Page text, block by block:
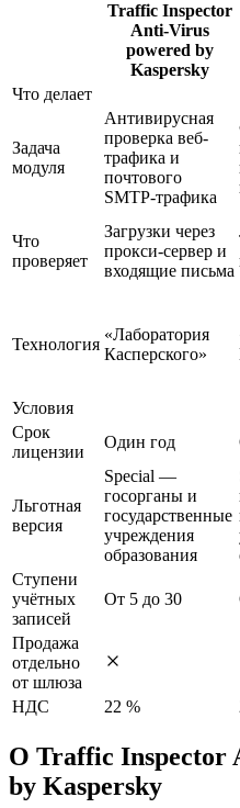
Traffic Inspector
Anti-Virus
powered by
Kaspersky
Что делает
Задача
модуля
Антивирусная
проверка веб-
трафика и
почтового
SMTP-трафика
Что
проверяет
Загрузки через
прокси-сервер и
входящие письма
Технология
«Лаборатория
Касперского»
Условия
Срок
лицензии
Один год
Льготная
версия
Special —
госорганы и
государственные
учреждения
образования
Ступени
учётных
записей
От 5 до 30
Продажа
отдельно
от шлюза
НДС
22 %
О Traffic Inspector
by Kaspersky